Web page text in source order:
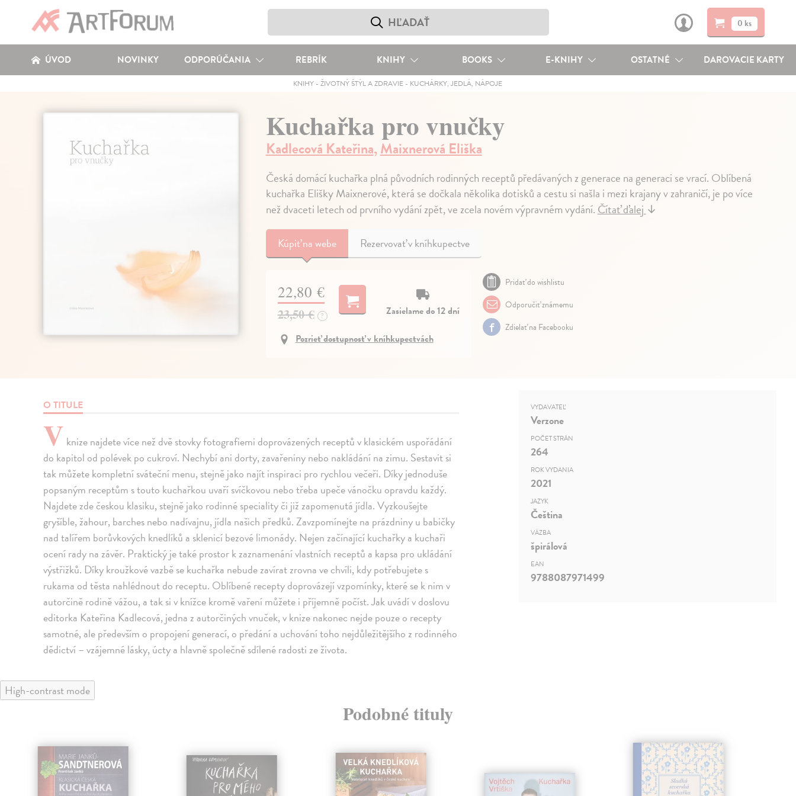
0 ks
ÚVOD NOVINKY ODPORÚČANIA REBRÍK KNIHY BOOKS E-KNIHY OSTATNÉ DAROVACIE KARTY
KNIHY -ŽIVOTNÝ ŠTÝL A ZDRAVIE - KUCHÁRKY, JEDLÁ, NÁPOJE
Kuchařka pro vnučky
Kadlecová Kateřina,Maixnerová Eliška
Česká domácí kuchařka plná původních rodinných receptů předávaných z generace na generaci se vrací. Oblíbená
kuchařka Elišky Maixnerové, která se dočkala několika dotisků a cestu si našla i mezi krajany v zahraničí, je po více
než dvaceti letech od prvního vydání zpět, ve zcela novém výpravném vydání.Čítať ďalej↓
Kúpiťna webe Rezervovať v kníhkupectve
22,80 €
23,50 € ?
Zasielame do 12 dní
Pozrieť dostupnosť v kníhkupectvách
Pridať do wishlistu
Odporučiť známemu
Zdielať na Facebooku
O TITULE
V knize najdete více než dvě stovky fotografiemi doprovázených receptů v klasickém uspořádání
do kapitol od polévek po cukroví. Nechybí ani dorty, zavařeniny nebo nakládání na zimu. Sestavit si
tak můžete kompletní sváteční menu, stejně jako najít inspiraci pro rychlou večeři. Díky jednoduše
popsaným receptům s touto kuchařkou uvaří svíčkovou nebo třeba upeče vánočku opravdu každý.
Najdete zde českou klasiku, stejně jako rodinné speciality či již zapomenutá jídla. Vyzkoušejte
gryšíble, žahour, barches nebo nadívajnu, jídla našich předků. Zavzpomínejte na prázdniny u babičky
nad talířem borůvkových knedlíků a sklenicí bezové limonády. Nejen začínající kuchařky a kuchaři
ocení rady na závěr. Praktický je také prostor k zaznamenání vlastních receptů a kapsa pro ukládání
výstřižků. Díky kroužkové vazbě se kuchařka nebude zavírat zrovna ve chvíli, kdy potřebujete s
rukama od těsta nahlédnout do receptu. Oblíbené recepty doprovázejí vzpomínky, které se k nim v
autorčině rodině vážou, a tak si v knížce kromě vaření můžete i příjemně počíst. Jak uvádí v doslovu
editorka Kateřina Kadlecová, jedna z autorčiných vnuček, v knize nakonec nejde pouze o recepty
samotné, ale především o propojení generací, o předání a uchování toho nejdůležitějšího z rodinného
dědictví – vzájemné lásky, úcty a hlavně společně sdílené radosti ze života.
VYDAVATEĽ
Verzone
POČET STRÁN
264
ROK VYDANIA
2021
JAZYK
Čeština
VÄZBA
špirálová
EAN
9788087971499
High-contrast mode
Podobné tituly